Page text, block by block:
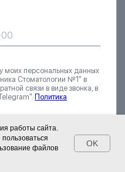
работы сайта.
файлов
OK